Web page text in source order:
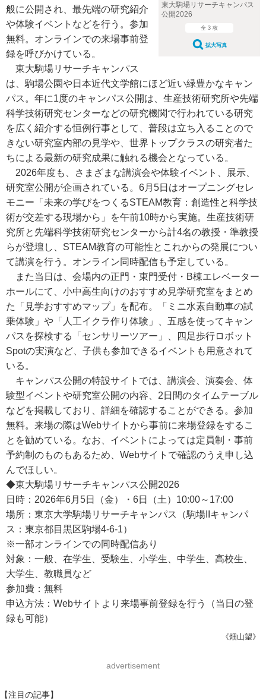
東大駒場リサーチキャンパス
公開2026
全 3 枚
拡大写真
般に公開され、最先端の研究紹介
や体験イベントなどを行う。参加
無料。オンラインでの来場事前登
録を呼びかけている。
東大駒場リサーチキャンパス
は、駒場公園や日本近代文学館にほど近い緑豊かなキャン
パス。年に1度のキャンパス公開は、生産技術研究所や先端
科学技術研究センターなどの研究機関で行われている研究
を広く紹介する恒例行事として、普段は立ち入ることので
きない研究室内部の見学や、世界トップクラスの研究者た
ちによる最新の研究成果に触れる機会となっている。
2026年度も、さまざまな講演会や体験イベント、展示、
研究室公開が企画されている。6月5日はオープニングセレ
モニー「未来の学びをつくるSTEAM教育：創造性と科学技
術が交差する現場から」を午前10時から実施。生産技術研
究所と先端科学技術研究センターから計4名の教授・準教授
らが登壇し、STEAM教育の可能性とこれからの発展につい
て講演を行う。オンライン同時配信も予定している。
また当日は、会場内の正門・東門受付・B棟エレベーター
ホールにて、小中高生向けのおすすめ見学研究室をまとめ
た「見学おすすめマップ」を配布。「ミニ水素自動車の試
乗体験」や「人工イクラ作り体験」、五感を使ってキャン
パスを探検する「センサリーツアー」、四足歩行ロボット
Spotの実演など、子供も参加できるイベントも用意されて
いる。
キャンパス公開の特設サイトでは、講演会、演奏会、体
験型イベントや研究室公開の内容、2日間のタイムテーブル
などを掲載しており、詳細を確認することができる。参加
無料。来場の際はWebサイトから事前に来場登録をするこ
とを勧めている。なお、イベントによっては定員制・事前
予約制のものもあるため、Webサイトで確認のうえ申し込
んでほしい。
◆東大駒場リサーチキャンパス公開2026
日時：2026年6月5日（金）・6日（土）10:00～17:00
場所：東京大学駒場リサーチキャンパス（駒場IIキャンパ
ス：東京都目黒区駒場4-6-1）
※一部オンラインでの同時配信あり
対象：一般、在学生、受験生、小学生、中学生、高校生、
大学生、教職員など
参加費：無料
申込方法：Webサイトより来場事前登録を行う（当日の登
録も可能）
《畑山望》
advertisement
【注目の記事】